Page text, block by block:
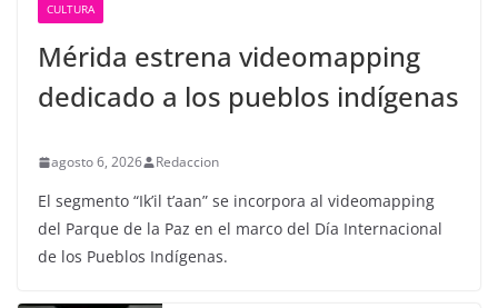
CULTURA
Mérida estrena videomapping
dedicado a los pueblos indígenas
agosto 6, 2026 Redaccion
El segmento “Ik’il t’aan” se incorpora al videomapping
del Parque de la Paz en el marco del Día Internacional
de los Pueblos Indígenas.